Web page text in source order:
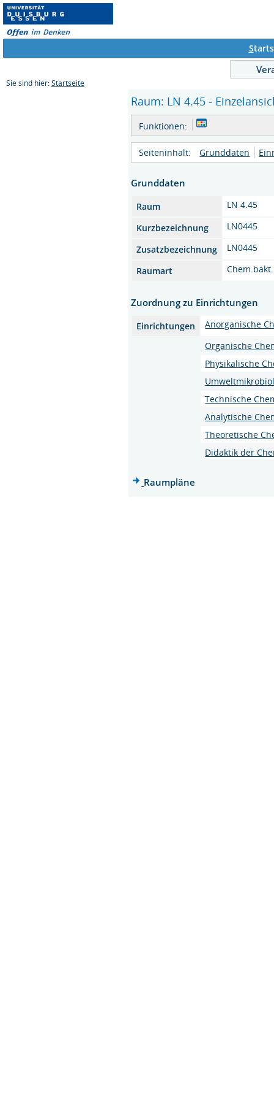
S
Sie sind hier: Startseite
Raum: LN 4.45 -
Funktionen:
Seiteninhalt: Grunddaten
Grunddaten
Raum
LN 4.45
Kurzbezeichnung
LN0445
Zusatzbezeichnung
LN0445
Raumart
Zuordnung zu Einrichtungen
Einrichtungen
Anorganische
Organische
Physikalische
Technische
Analytische
Theoretische
Didaktik der
Raumpläne